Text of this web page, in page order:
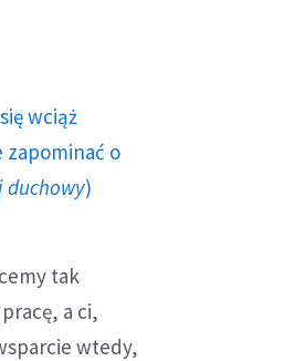
wciąż
zapominać o
duchowy)
tak
a ci,
wtedy,